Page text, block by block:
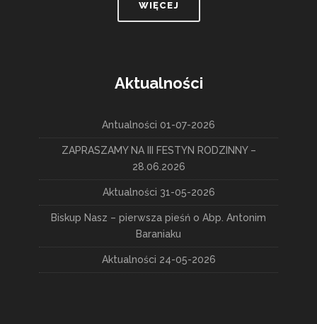
WIĘCEJ
Aktualności
Antualności 01-07-2026
ZAPRASZAMY NA III FESTYN RODZINNY –
28.06.2026
Aktualności 31-05-2026
Biskup Nasz – pierwsza pieśń o Abp. Antonim
Baraniaku
Aktualności 24-05-2026